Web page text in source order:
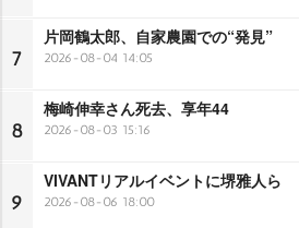
7
片岡鶴太郎、自家農園での“発見”
2026-08-04 14:05
8
梅崎伸幸さん死去、享年44
2026-08-03 15:16
9
VIVANTリアルイベントに堺雅人ら
2026-08-06 18:00